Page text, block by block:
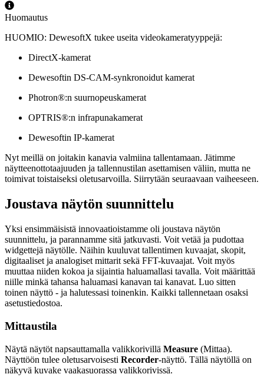
Huomautus
HUOMIO: DewesoftX tukee useita videokameratyyppejä:
DirectX-kamerat
Dewesoftin DS-CAM-synkronoidut kamerat
Photron®:n suurnopeuskamerat
OPTRIS®:n infrapunakamerat
Dewesoftin IP-kamerat
Nyt meillä on joitakin kanavia valmiina tallentamaan. Jätimme
näytteenottotaajuuden ja tallennustilan asettamisen väliin, mutta ne
toimivat toistaiseksi oletusarvoilla. Siirrytään seuraavaan vaiheeseen.
Joustava näytön suunnittelu
Yksi ensimmäisistä innovaatioistamme oli joustava näytön
suunnittelu, ja parannamme sitä jatkuvasti. Voit vetää ja pudottaa
widgettejä näytölle. Näihin kuuluvat tallentimen kuvaajat, skopit,
digitaaliset ja analogiset mittarit sekä FFT-kuvaajat. Voit myös
muuttaa niiden kokoa ja sijaintia haluamallasi tavalla. Voit määrittää
niille minkä tahansa haluamasi kanavan tai kanavat. Luo sitten
toinen näyttö - ja halutessasi toinenkin. Kaikki tallennetaan osaksi
asetustiedostoa.
Mittaustila
Näytä näytöt napsauttamalla valikkorivillä Measure (Mittaa).
Näyttöön tulee oletusarvoisesti Recorder-näyttö. Tällä näytöllä on
näkyvä kuvake vaakasuorassa valikkorivissä.